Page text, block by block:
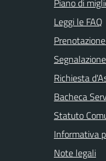
Leggi le FAQ
Richiesta
Bacheca
Statuto
Informativa
Note legali